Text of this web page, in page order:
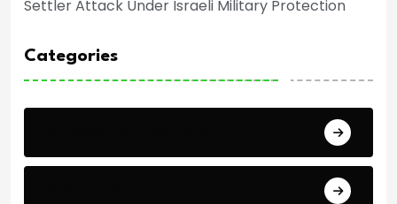
Settler Attack Under Israeli Military Protection
Categories